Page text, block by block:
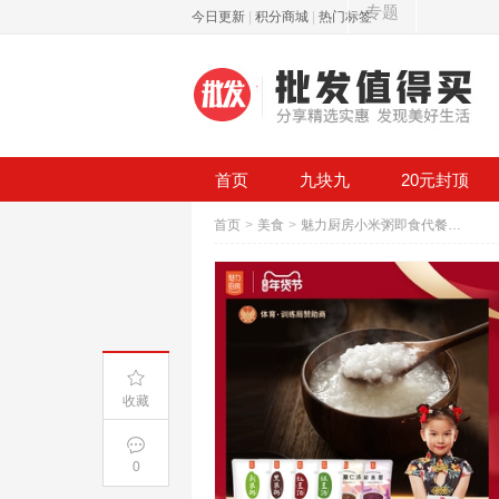
今日更新 积分商城 热门标签
首页 九块九 20元封顶
首页 > 美食 > 魅力厨房小米粥即食代餐速食杂粮粥
收藏
0
专题